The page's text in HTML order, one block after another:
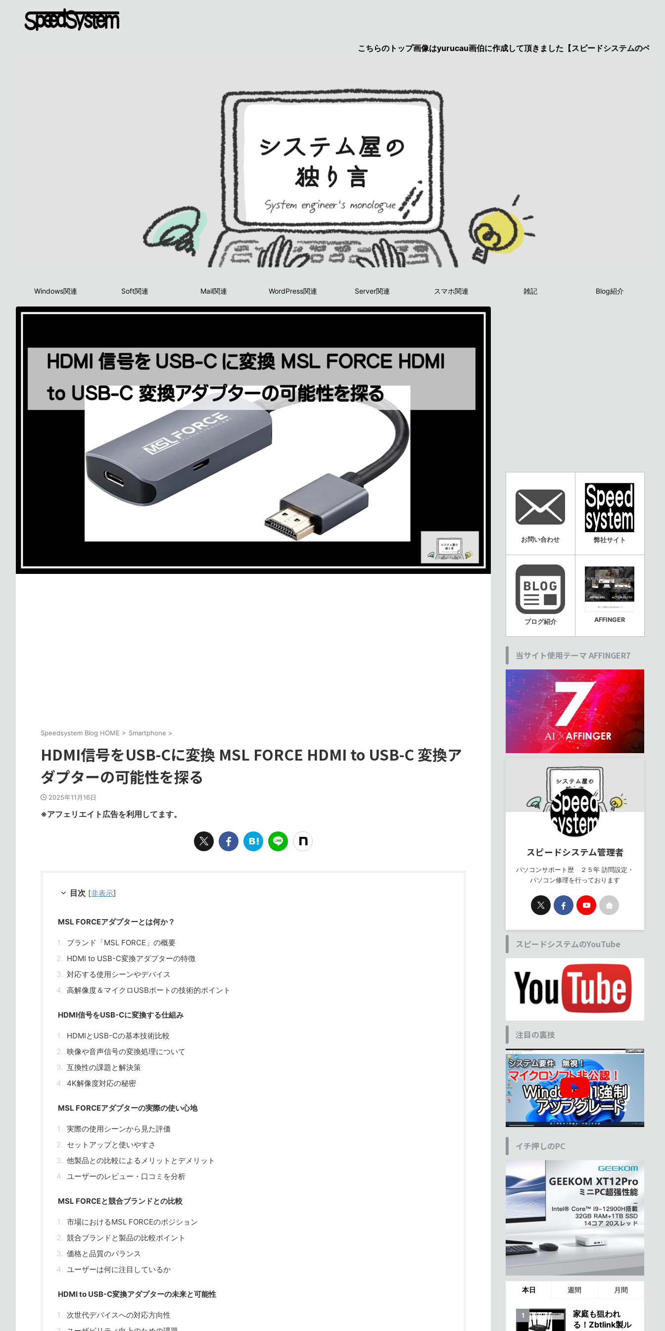
こちらのトップ画像はyurucau画伯に作成して頂きました【スピードシステムのページを見た
Windows関連 Soft関連 Mail関連 WordPress関連 Server関連 スマホ関連 雑記 Blog紹介
Speedsystem Blog HOME > Smartphone >
HDMI信号をUSB-Cに変換 MSL FORCE HDMI to USB-C 変換ア
ダプターの可能性を探る
2025年11月16日
※アフェリエイト広告を利用してます。
目次 [非表示]
MSL FORCEアダプターとは何か？
ブランド「MSL FORCE」の概要
HDMI to USB-C変換アダプターの特徴
対応する使用シーンやデバイス
高解像度＆マイクロUSBポートの技術的ポイント
HDMI信号をUSB-Cに変換する仕組み
HDMIとUSB-Cの基本技術比較
映像や音声信号の変換処理について
互換性の課題と解決策
4K解像度対応の秘密
MSL FORCEアダプターの実際の使い心地
実際の使用シーンから見た評価
セットアップと使いやすさ
他製品との比較によるメリットとデメリット
ユーザーのレビュー・口コミを分析
MSL FORCEと競合ブランドとの比較
市場におけるMSL FORCEのポジション
競合ブランドと製品の比較ポイント
価格と品質のバランス
ユーザーは何に注目しているか
HDMI to USB-C変換アダプターの未来と可能性
次世代デバイスへの対応方向性
お問い合わせ 弊社サイト
ブログ紹介 AFFINGER
当サイト使用テーマ AFFINGER7
スピードシステム管理者
パソコンサポート歴 ２５年 訪問設定・
パソコン修理を行っております
スピードシステムのYouTube
注目の裏技
イチ押しのPC
本日 週間 月間
家庭も狙われ
る！Zbtlink製ル